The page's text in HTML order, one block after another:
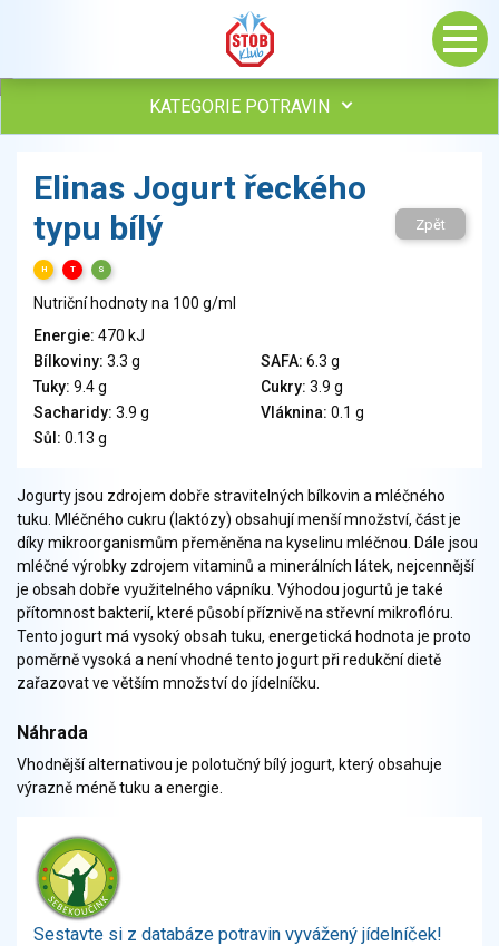
KATEGORIE POTRAVIN
Vejce
Mléko
Mléčné výrobky
Sýry
Veganské a vegetariánské výrobky
Tuky
Obiloviny, mouka, cereální výrobky
Chléb, pečivo, křehké chleby, pufované výrobky
Přílohy
Zelenina
Brambory, luštěniny, houby
Sladkosti, slané výrobky
Zmrzliny
Ochucovadla, přísady, sladidla
Sušené směsi
Polotovary, hotové pokrmy
Nápoje nealkoholické
Nápoje alkoholické
Restaurace, jídelny, hotová jídla
Studená kuchyně, lahůdkářské výrobky
Elinas Jogurt řeckého
typu bílý
H T S
Zpět
Nutriční hodnoty na 100 g/ml
Energie: 470 kJ
Bílkoviny: 3.3 g SAFA: 6.3 g
Tuky: 9.4 g Cukry: 3.9 g
Sacharidy: 3.9 g Vláknina: 0.1 g
Sůl: 0.13 g
Jogurty jsou zdrojem dobře stravitelných bílkovin a mléčného
tuku. Mléčného cukru (laktózy) obsahují menší množství, část je
díky mikroorganismům přeměněna na kyselinu mléčnou. Dále jsou
mléčné výrobky zdrojem vitaminů a minerálních látek, nejcennější
je obsah dobře využitelného vápníku. Výhodou jogurtů je také
přítomnost bakterií, které působí příznivě na střevní mikroflóru.
Tento jogurt má vysoký obsah tuku, energetická hodnota je proto
poměrně vysoká a není vhodné tento jogurt při redukční dietě
zařazovat ve větším množství do jídelníčku.
Náhrada
Vhodnější alternativou je polotučný bílý jogurt, který obsahuje
výrazně méně tuku a energie.
Sestavte si z databáze potravin vyvážený jídelníček!